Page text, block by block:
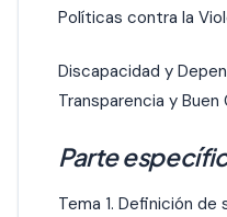
Políticas contra la
Discapacidad y
Transparencia y Buen
Parte
Tema 1. Definición